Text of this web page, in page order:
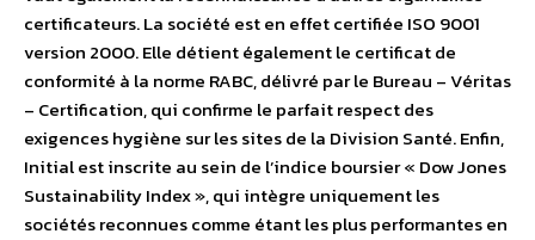
certificateurs. La société est en effet certifiée ISO 9001
version 2000. Elle détient également le certificat de
conformité à la norme RABC, délivré par le Bureau – Véritas
– Certification, qui confirme le parfait respect des
exigences hygiène sur les sites de la Division Santé. Enfin,
Initial est inscrite au sein de l’indice boursier « Dow Jones
Sustainability Index », qui intègre uniquement les
sociétés reconnues comme étant les plus performantes en